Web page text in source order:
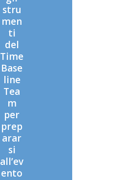
stru
men
ti
del
Time
Base
line
Tea
m
per
prep
arar
si
all’ev
ento